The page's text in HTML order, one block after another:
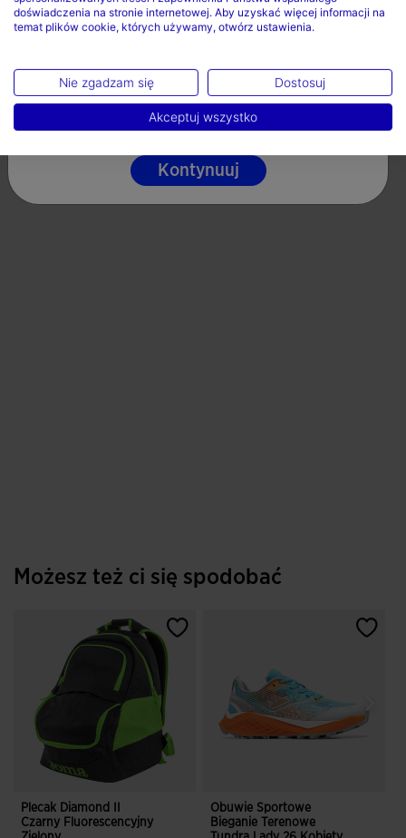
Prasowac w maksymalnej temperaturze 110 stopni
Nie czyscic chemicznie
Valoraciones (3)
Możesz też ci się spodobać
Plecak Diamond II
Czarny Fluorescencyjny
Obuwie Sportowe
Bieganie Terenowe
Polska
Język
Polski
Kontynuuj
doświadczenia na stronie internetowej. Aby uzyskać więcej informacji na
temat plików cookie, których używamy, otwórz ustawienia.
Nie zgadzam się Dostosuj
Akceptuj wszystko